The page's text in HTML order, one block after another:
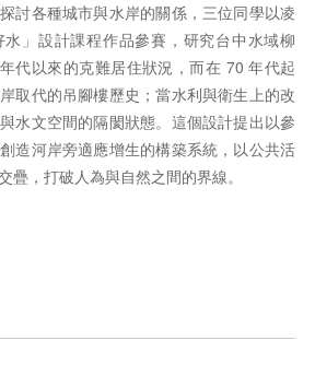
討各種城市與水岸的關係，三位同學以凌
」設計課程作品參賽，研究台中水域柳
代以來的克難居住狀況，而在 70 年代起
取代的吊腳樓歷史；當水利與衛生上的改
水文空間的隔閡狀態。這個設計提出以參
造河岸旁適應增生的構築系統，以公共活
疊，打破人為與自然之間的界線。